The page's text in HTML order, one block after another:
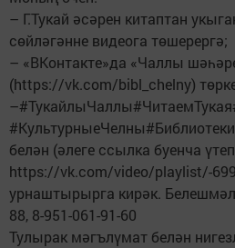
– Г.Тукай әсәрен китаптан
сөйләгәнне видеога төшерергә;
– «ВКонтакте»да «Чаллы
(https://vk.com/bibl_chelny)
белән (әлеге ссылка буенча
https://vk.com/video/playlist/-
урнаштырырга кирәк.
88, 8-951-061-91-60
Тулырак мәгълүмат белән